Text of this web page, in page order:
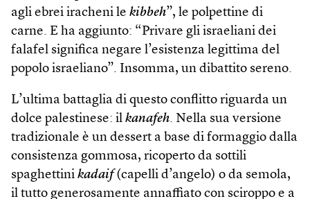
agli ebrei iracheni le kibbeh”, le polpettine di
carne. E ha aggiunto: “Privare gli israeliani dei
falafel significa negare l’esistenza legittima del
popolo israeliano”. Insomma, un dibattito sereno.
L’ultima battaglia di questo conflitto riguarda un
dolce palestinese: il kanafeh. Nella sua versione
tradizionale è un dessert a base di formaggio dalla
consistenza gommosa, ricoperto da sottili
spaghettini kadaif(capelli d’angelo) o da semola,
il tutto generosamente annaffiato con sciroppo e a